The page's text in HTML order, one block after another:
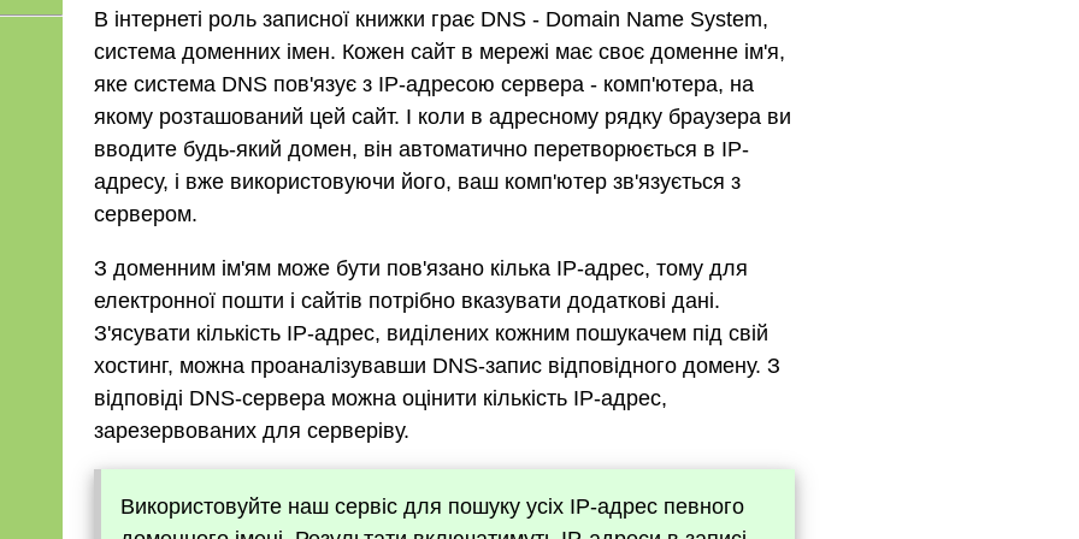
В інтернеті роль записної книжки грає DNS - Domain Name System,
система доменних імен. Кожен сайт в мережі має своє доменне ім'я,
яке система DNS пов'язує з IP-адресою сервера - комп'ютера, на
якому розташований цей сайт. І коли в адресному рядку браузера ви
вводите будь-який домен, він автоматично перетворюється в IP-
адресу, і вже використовуючи його, ваш комп'ютер зв'язується з
сервером.
З доменним ім'ям може бути пов'язано кілька IP-адрес, тому для
електронної пошти і сайтів потрібно вказувати додаткові дані.
З'ясувати кількість IP-адрес, виділених кожним пошукачем під свій
хостинг, можна проаналізувавши DNS-запис відповідного домену. З
відповіді DNS-сервера можна оцінити кількість IP-адрес,
зарезервованих для серверіву.
Використовуйте наш сервіс для пошуку усіх IP-адрес певного